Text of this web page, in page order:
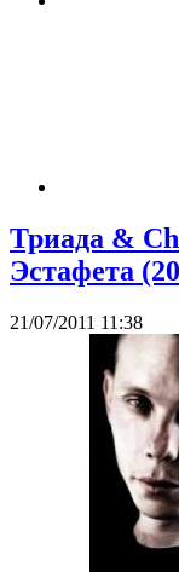
Триада &
Эстафета
21/07/2011 11:38